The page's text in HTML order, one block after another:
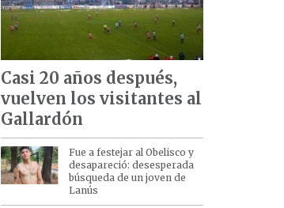
Casi 20 años después,
vuelven los visitantes al
Gallardón
Fue a festejar al Obelisco y
desapareció: desesperada
búsqueda de un joven de
Lanús